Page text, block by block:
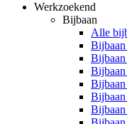
Werkzoekend
Bijbaan
Alle
Bijbaan